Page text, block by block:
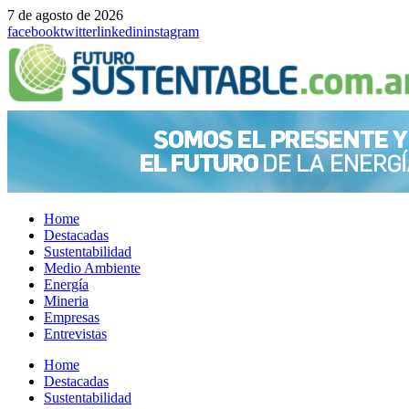
7 de agosto de 2026
facebooktwitterlinkedininstagram
Home
Destacadas
Sustentabilidad
Medio Ambiente
Energía
Mineria
Empresas
Entrevistas
Menu
Home
Destacadas
Sustentabilidad